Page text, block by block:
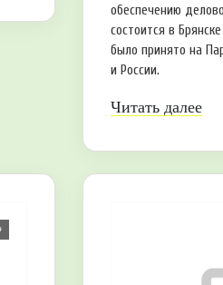
обеспечению
состоится в
было принято на
и России.
Читать далее